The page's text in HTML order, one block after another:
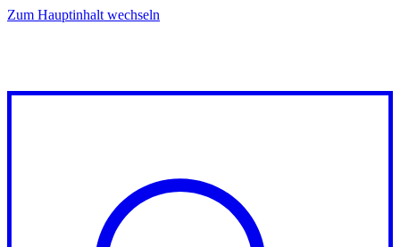
Zum Hauptinhalt wechseln